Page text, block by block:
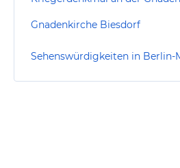
Gnadenkirche Biesdorf